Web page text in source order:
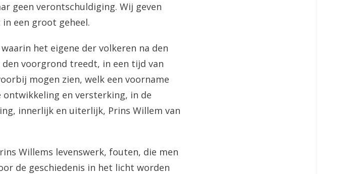
geen verontschuldiging. Wij geven
een groot geheel.
het eigene der volkeren na den
voorgrond treedt, in een tijd van
mogen zien, welk een voorname
en versterking, in de
innerlijk en uiterlijk, Prins Willem van
Willems levenswerk, fouten, die men
de geschiedenis in het licht worden